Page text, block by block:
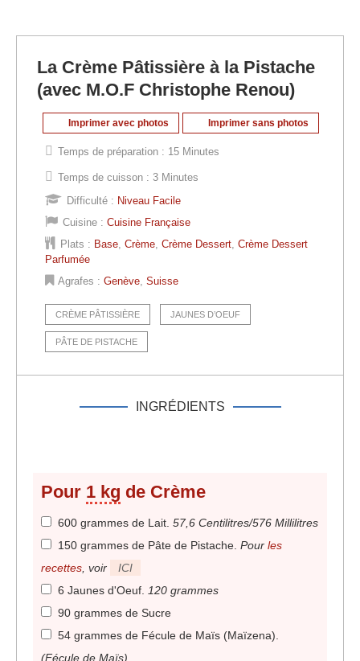
La Crème Pâtissière à la Pistache
(avec M.O.F Christophe Renou)
Imprimer avec photos Imprimer sans photos
Temps de préparation : 15 Minutes
Temps de cuisson : 3 Minutes
Difficulté : Niveau Facile
Cuisine : Cuisine Française
Plats : Base, Crème, Crème Dessert, Crème Dessert
Parfumée
Agrafes : Genève, Suisse
CRÈME PÂTISSIÈRE JAUNES D’OEUF
PÂTE DE PISTACHE
INGRÉDIENTS
Pour 1 kg de Crème
600 grammes de Lait 57,6 Centilitres/576 Millilitres
150 grammes de Pâte de Pistache Pour les
recettes , voir
ICI
6 Jaunes d'Oeuf
120 grammes
90 grammes de Sucre
54 grammes de Fécule de Maïs (Maïzena)
(Fécule de Maïs)